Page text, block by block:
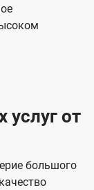
от
большого